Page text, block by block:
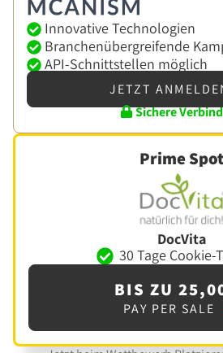
Innovative Technologien
Branchenübergreifende
API-Schnittstellen möglich
JETZT
Sichere
Prime Spot
DocVita
30 Tage Cookie-
BIS ZU
PAY PER SALE